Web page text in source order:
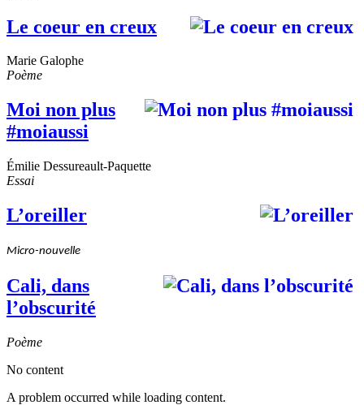
Le coeur en creux
Marie Galophe
Poème
Moi non plus
#moiaussi
Émilie Dessureault-Paquette
Essai
L’oreiller
Micro-nouvelle
Cali, dans
l’obscurité
Poème
No content
A problem occurred while loading content.